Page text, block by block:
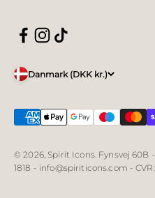
Danmark (DKK kr.)
© 2026, Spirit Icons. Fynsvej 60B
1818 - info@spiriticons.com -